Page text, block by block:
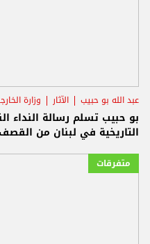
عبد الله بو حبيب الآثار وزارة
بو حبيب تسلم رسالة النداء
التاريخية في لبنان من
متفرقات